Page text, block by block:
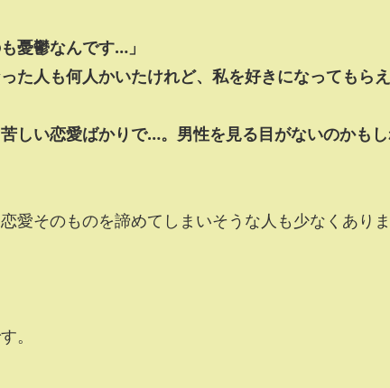
憂鬱なんです…」
た人も何人かいたけれど、私を好きになってもら
しい恋愛ばかりで…。男性を見る目がないのかも
愛そのものを諦めてしまいそうな人も少なくあり
。